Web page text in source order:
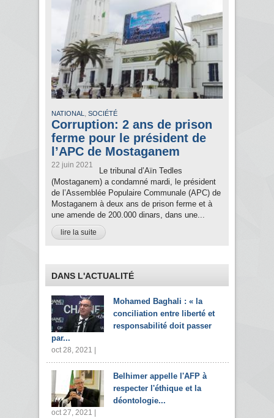
NATIONAL , SOCIÉTÉ
Corruption: 2 ans de prison
ferme pour le président de
l’APC de Mostaganem
22 juin 2021
Le tribunal d’Aïn Tedles
(Mostaganem) a condamné mardi, le président
de l’Assemblée Populaire Communale (APC) de
Mostaganem à deux ans de prison ferme et à
une amende de 200.000 dinars, dans une...
lire la suite
DANS L'ACTUALITÉ
Mohamed Baghali : « la
conciliation entre liberté et
responsabilité doit passer
par...
oct 28, 2021 |
Belhimer appelle l'AFP à
respecter l'éthique et la
déontologie...
oct 27, 2021 |